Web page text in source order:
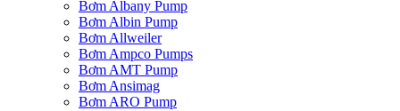
Bơm Albany Pump
Bơm Albin Pump
Bơm Allweiler
Bơm Ampco Pumps
Bơm AMT Pump
Bơm Ansimag
Bơm ARO Pump